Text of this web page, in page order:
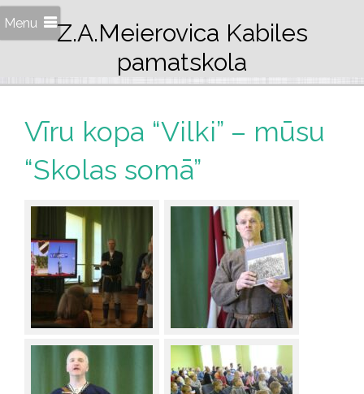
Menu
Z.A.Meierovica Kabiles
pamatskola
Vīru kopa “Vilki” – mūsu
“Skolas somā”